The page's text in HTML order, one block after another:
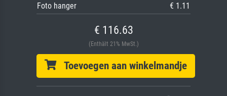
Foto hanger
€ 1.11
€ 116.63
(Enthält 21% MwSt.)
Toevoegen aan winkelmandje